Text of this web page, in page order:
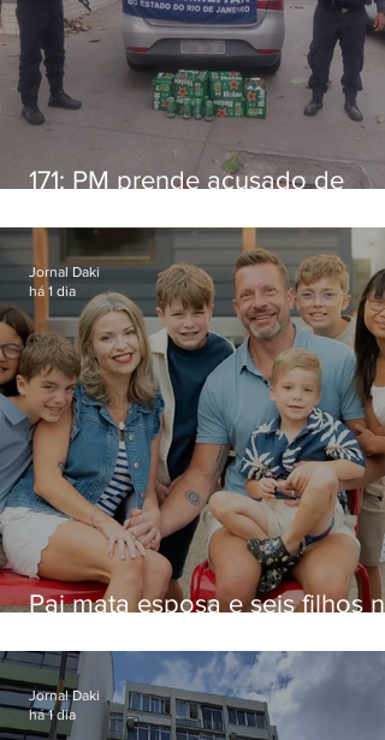
171: PM prende acusado de
Niterói
Pai mata esposa e seis filhos
Jornal Daki
há 1 dia
Jornal Daki
há 1 dia